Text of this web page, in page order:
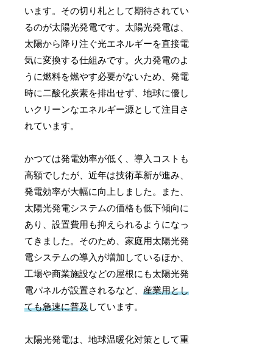
います。その切り札として期待されてい
るのが太陽光発電です。太陽光発電は、
太陽から降り注ぐ光エネルギーを直接電
気に変換する仕組みです。火力発電のよ
うに燃料を燃やす必要がないため、発電
時に二酸化炭素を排出せず、地球に優し
いクリーンなエネルギー源として注目さ
れています。
かつては発電効率が低く、導入コストも
高額でしたが、近年は技術革新が進み、
発電効率が大幅に向上しました。また、
太陽光発電システムの価格も低下傾向に
あり、設置費用も抑えられるようになっ
てきました。そのため、家庭用太陽光発
電システムの導入が増加しているほか、
工場や商業施設などの屋根にも太陽光発
電パネルが設置されるなど、産業用とし
ても急速に普及しています。
太陽光発電は、地球温暖化対策として重